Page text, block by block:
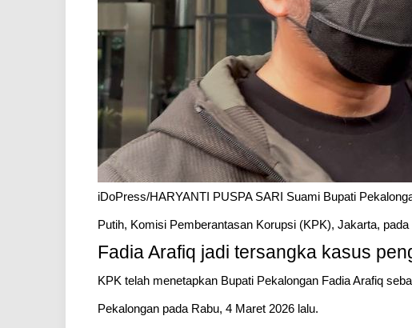
iDoPress/HARYANTI PUSPA SARI Suami Bupati
Putih, Komisi Pemberantasan Korupsi (KPK), Jakarta, pada
Fadia Arafiq jadi tersangka kasus
KPK telah menetapkan Bupati Pekalongan Fadia Arafiq
Pekalongan pada Rabu, 4 Maret 2026 lalu.